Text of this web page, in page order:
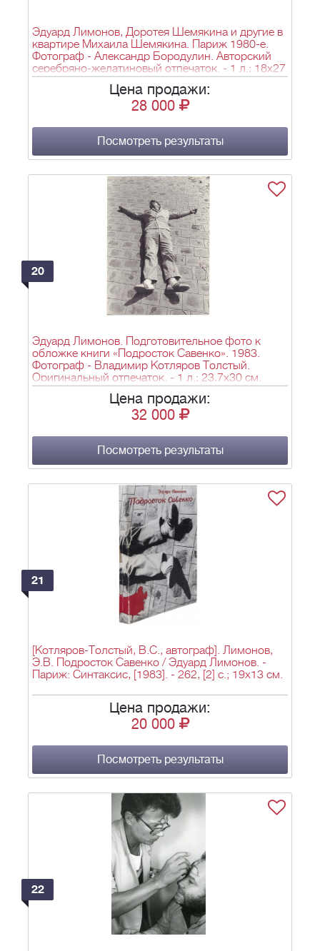
Эдуард Лимонов, Доротея Шемякина и другие в
квартире Михаила Шемякина. Париж 1980-е.
Фотограф - Александр Бородулин. Авторский
серебряно-желатиновый отпечаток. - 1 л.; 18х27
см.
Цена продажи:
28 000
Посмотреть результаты
20
Эдуард Лимонов. Подготовительное фото к
обложке книги «Подросток Савенко». 1983.
Фотограф - Владимир Котляров Толстый.
Оригинальный отпечаток. - 1 л.; 23,7х30 см.
Цена продажи:
32 000
Посмотреть результаты
21
[Котляров-Толстый, В.С., автограф]. Лимонов,
Э.В. Подросток Савенко / Эдуард Лимонов. -
Париж: Синтаксис, [1983]. - 262, [2] с.; 19х13 см.
Цена продажи:
20 000
Посмотреть результаты
22